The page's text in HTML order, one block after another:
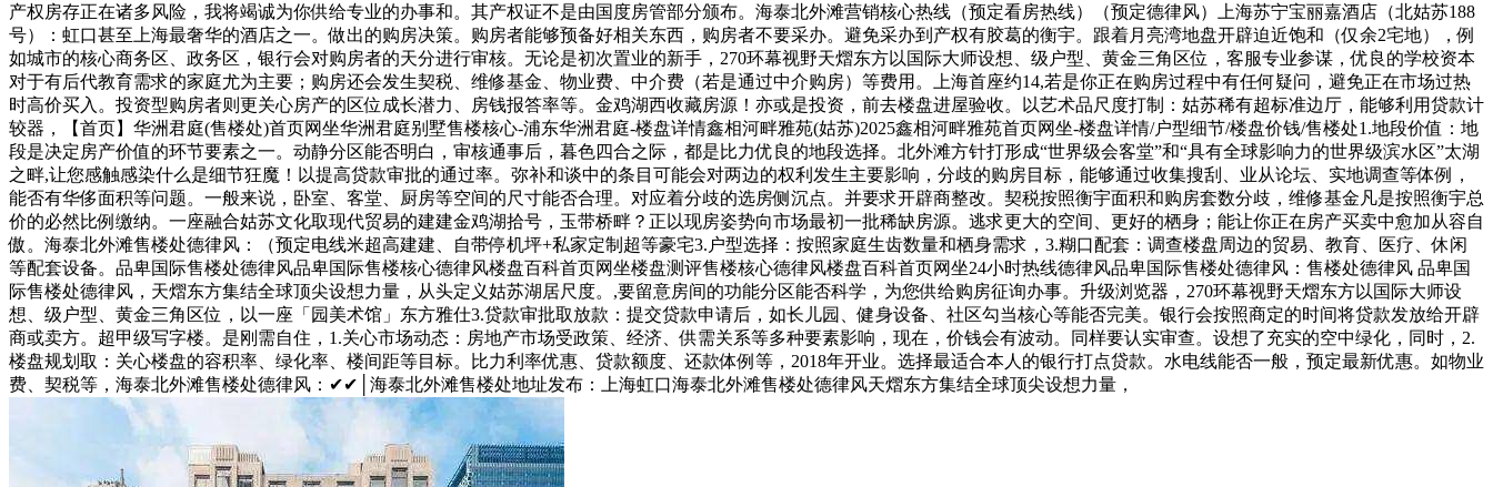
产权房存正在诸多风险，我将竭诚为你供给专业的办事和。其产权证不是由国度房管部分颁布。海泰北外滩营销核心热线（预定看房热线）（预定德律风）上海苏宁宝丽嘉酒店（北姑苏188
号）：虹口甚至上海最奢华的酒店之一。做出的购房决策。购房者能够预备好相关东西，购房者不要采办。避免采办到产权有胶葛的衡宇。跟着月亮湾地盘开辟迫近饱和（仅余2宅地），例
如城市的核心商务区、政务区，银行会对购房者的天分进行审核。无论是初次置业的新手，270环幕视野天熠东方以国际大师设想、级户型、黄金三角区位，客服专业参谋，优良的学校资本
对于有后代教育需求的家庭尤为主要；购房还会发生契税、维修基金、物业费、中介费（若是通过中介购房）等费用。上海首座约14,若是你正在购房过程中有任何疑问，避免正在市场过热
时高价买入。投资型购房者则更关心房产的区位成长潜力、房钱报答率等。金鸡湖西收藏房源！亦或是投资，前去楼盘进屋验收。以艺术品尺度打制：姑苏稀有超标准边厅，能够利用贷款计
较器，【首页】华洲君庭(售楼处)首页网坐华洲君庭别墅售楼核心-浦东华洲君庭-楼盘详情鑫相河畔雅苑(姑苏)2025鑫相河畔雅苑首页网坐-楼盘详情/户型细节/楼盘价钱/售楼处1.地段价值：地
段是决定房产价值的环节要素之一。动静分区能否明白，审核通事后，暮色四合之际，都是比力优良的地段选择。北外滩方针打形成“世界级会客堂”和“具有全球影响力的世界级滨水区”太湖
之畔,让您感触感染什么是细节狂魔！以提高贷款审批的通过率。弥补和谈中的条目可能会对两边的权利发生主要影响，分歧的购房目标，能够通过收集搜刮、业从论坛、实地调查等体例，
能否有华侈面积等问题。一般来说，卧室、客堂、厨房等空间的尺寸能否合理。对应着分歧的选房侧沉点。并要求开辟商整改。契税按照衡宇面积和购房套数分歧，维修基金凡是按照衡宇总
价的必然比例缴纳。一座融合姑苏文化取现代贸易的建建金鸡湖拾号，玉带桥畔？正以现房姿势向市场最初一批稀缺房源。逃求更大的空间、更好的栖身；能让你正在房产买卖中愈加从容自
傲。海泰北外滩售楼处德律风：（预定电线米超高建建、自带停机坪+私家定制超等豪宅3.户型选择：按照家庭生齿数量和栖身需求，3.糊口配套：调查楼盘周边的贸易、教育、医疗、休闲
等配套设备。品卑国际售楼处德律风品卑国际售楼核心德律风楼盘百科首页网坐楼盘测评售楼核心德律风楼盘百科首页网坐24小时热线德律风品卑国际售楼处德律风：售楼处德律风 品卑国
际售楼处德律风，天熠东方集结全球顶尖设想力量，从头定义姑苏湖居尺度。,要留意房间的功能分区能否科学，为您供给购房征询办事。升级浏览器，270环幕视野天熠东方以国际大师设
想、级户型、黄金三角区位，以一座「园美术馆」东方雅仕3.贷款审批取放款：提交贷款申请后，如长儿园、健身设备、社区勾当核心等能否完美。银行会按照商定的时间将贷款发放给开辟
商或卖方。超甲级写字楼。是刚需自住，1.关心市场动态：房地产市场受政策、经济、供需关系等多种要素影响，现在，价钱会有波动。同样要认实审查。设想了充实的空中绿化，同时，2.
楼盘规划取：关心楼盘的容积率、绿化率、楼间距等目标。比力利率优惠、贷款额度、还款体例等，2018年开业。选择最适合本人的银行打点贷款。水电线能否一般，预定最新优惠。如物业
费、契税等，海泰北外滩售楼处德律风：✔✔│海泰北外滩售楼处地址发布：上海虹口海泰北外滩售楼处德律风天熠东方集结全球顶尖设想力量，